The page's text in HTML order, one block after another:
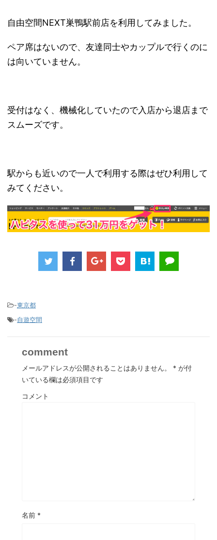
自由空間NEXT巣鴨駅前店を利用してみました。
ペア席はないので、友達同士やカップルで行くのに
は向いていません。
受付はなく、機械化していたので入店から退店まで
スムーズです。
駅からも近いので一人で利用する際はぜひ利用して
みてください。
-東京都
-自遊空間
comment
メールアドレスが公開されることはありません。 * が付
いている欄は必須項目です
コメント
名前 *